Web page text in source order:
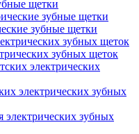
щетки
зубные щетки
зубных щеток
электрических зубных